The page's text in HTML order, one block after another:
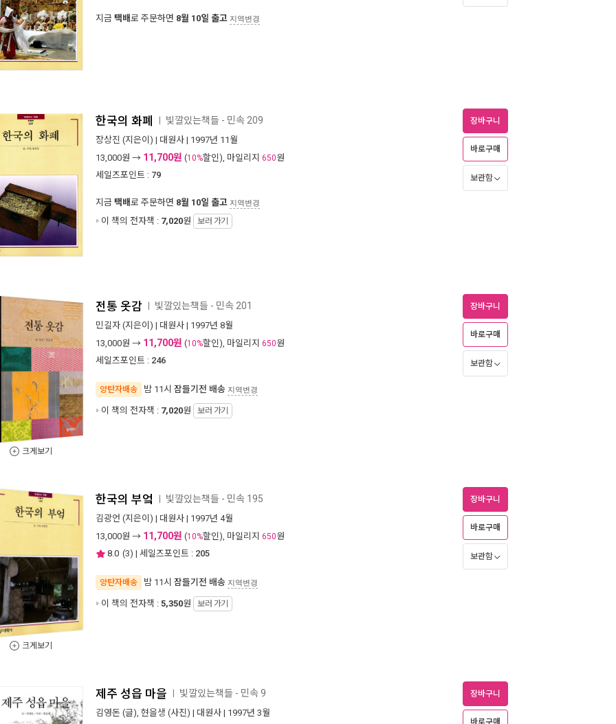
지금 택배로 주문하면 8월 10일 출고 지역변경
한국의 화폐 빛깔있는책들 - 민속 209
장상진 (지은이) | 대원사 | 1997년 11월
13,000원 → 11,700원 (10%할인), 마일리지 650원
세일즈포인트 : 79
지금 택배로 주문하면 8월 10일 출고 지역변경
이 책의 전자책 : 7,020원 보러 가기
장바구니
바로구매
보관함
크게보기
전통 옷감 빛깔있는책들 - 민속 201
민길자 (지은이) | 대원사 | 1997년 8월
13,000원 → 11,700원 (10%할인), 마일리지 650원
세일즈포인트 : 246
양탄자배송 밤 11시 잠들기전 배송 지역변경
이 책의 전자책 : 7,020원 보러 가기
장바구니
바로구매
보관함
크게보기
한국의 부엌 빛깔있는책들 - 민속 195
김광언 (지은이) | 대원사 | 1997년 4월
13,000원 → 11,700원 (10%할인), 마일리지 650원
8.0 (3) | 세일즈포인트 : 205
양탄자배송 밤 11시 잠들기전 배송 지역변경
이 책의 전자책 : 5,350원 보러 가기
장바구니
바로구매
보관함
제주 성읍 마을 빛깔있는책들 - 민속 9
김영돈 (글), 현을생 (사진) | 대원사 | 1997년 3월
장바구니
바로구매